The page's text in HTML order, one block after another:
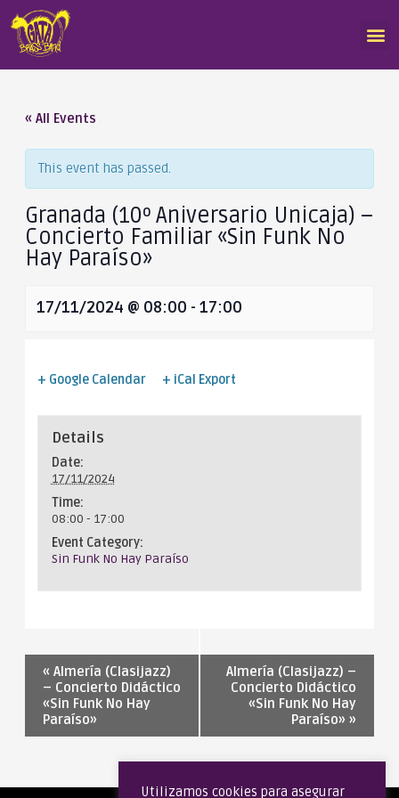
« All Events
This event has passed.
Granada (10º Aniversario Unicaja) –
Concierto Familiar «Sin Funk No
Hay Paraíso»
17/11/2024 @ 08:00 - 17:00
+ Google Calendar + iCal Export
Details
Date:
17/11/2024
Time:
08:00 - 17:00
Event Category:
Sin Funk No Hay Paraíso
« Almería (Clasijazz)
– Concierto Didáctico
«Sin Funk No Hay
Paraíso»
Almería (Clasijazz) –
Concierto Didáctico
«Sin Funk No Hay
Paraíso»»
Utilizamos cookies para asegurar